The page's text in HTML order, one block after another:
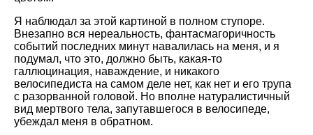
Я наблюдал за этой картиной в полном ступоре.
Внезапно вся нереальность, фантасмагоричность
событий последних минут навалилась на меня, и я
подумал, что это, должно быть, какая-то
галлюцинация, наваждение, и никакого
велосипедиста на самом деле нет, как нет и его трупа
с разорванной головой. Но вполне натуралистичный
вид мертвого тела, запутавшегося в велосипеде,
убеждал меня в обратном.